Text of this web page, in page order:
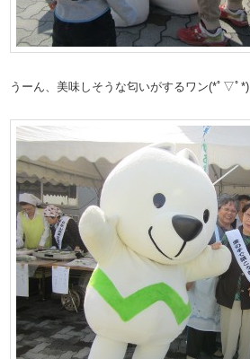
うーん、美味しそうな匂いがするワン(*ﾟ▽ﾟ*)